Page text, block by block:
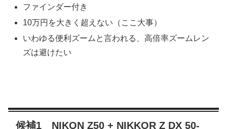
ファインダー付き
10万円を大きく超えない（ここ大事）
いわゆる便利ズームと言われる、高倍率ズームレン
ズは避けたい
候補1 NIKON Z50 + NIKKOR Z DX 50-